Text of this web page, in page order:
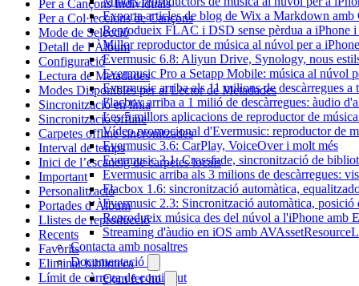
Exporta articles de blog de Wix a Markdown
Reprodueix FLAC i DSD sense pèrdua a iPhone
Millor reproductor de música al núvol per a
Evermusic 6.8: Aliyun Drive, Synology, nous
Evermusic Pro a Setapp Mobile: música al núvol
Evermusic arriba als 11 milions de descàrregues a
Flacbox arriba a 1 milió de descàrregues: àudio
Les 5 millors aplicacions de reproductor de
Vídeo promocional d'Evermusic: reproductor de
Evermusic 3.6: CarPlay, VoiceOver i molt més
Evermusic 3.1: Crossfade, sincronització de
Evermusic arriba als 3 milions de descàrregues:
Flacbox 1.6: sincronització automàtica,
Evermusic 2.3: Sincronització automàtica, posició
Reprodueix música des del núvol a l'iPhone amb
Streaming d'àudio en iOS amb
Contacta amb nosaltres
Documentació
Com fer-ho
Per a Cançons Individuals
Per a Col·leccions de Cançons
Mode de Selecció
Detall de l’Àlbum
Configuració
Lectura de Metadades
Modes Disponibles per al Lector de Metadades
Sincronització en línia
Sincronització offline
Carpetes offline sincronitzades
Interval de temps
Inici de l’escaneig de carpetes locals
Important
Personalització
Portades d’Àlbum
Llistes de reproducció
Recents
Favorits
Eliminar biblioteca
Límit de càrrega de contingut